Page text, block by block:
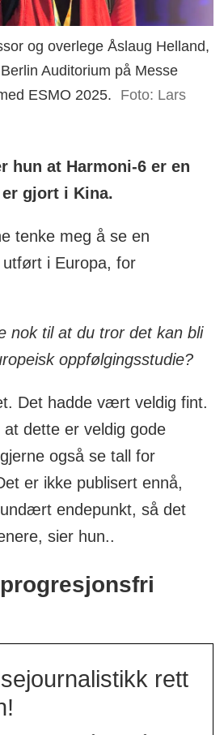
og overlege Åslaug Helland,
Auditorium på Messe
ESMO 2025.
Foto: Lars
hun at Harmoni-6 er en
gjort i Kina.
tenke meg å se en
i Europa, for
nok til at du tror det kan bli
oppfølgingsstudie?
Det hadde vært veldig fint.
dette er veldig gode
også se tall for
er ikke publisert ennå,
endepunkt, så det
sier hun..
rett